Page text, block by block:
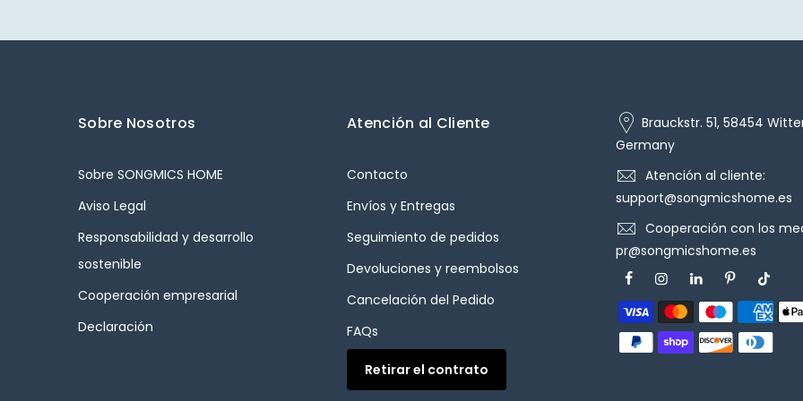
Sobre Nosotros
Sobre SONGMICS HOME
Aviso Legal
Responsabilidad y desarrollo
sostenible
Cooperación empresarial
Declaración
Atención al Cliente
Contacto
Envíos y Entregas
Seguimiento de pedidos
Devoluciones y reembolsos
Cancelación del Pedido
FAQs
Retirar el contrato
Brauckstr. 51, 58454
Germany
Atención al cliente:
support@songmicshome.es
Cooperación con los
pr@songmicshome.es